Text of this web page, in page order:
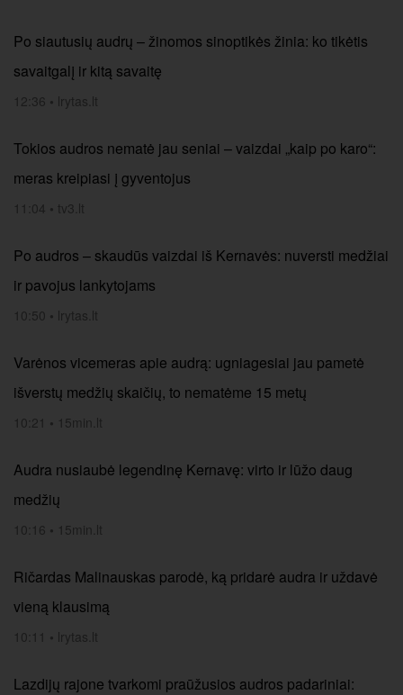
Po siautusių audrų – žinomos sinoptikės žinia: ko tikėtis
savaitgalį ir kitą savaitę
12:36 • lrytas.lt
Tokios audros nematė jau seniai – vaizdai „kaip po karo“:
meras kreipiasi į gyventojus
11:04 • tv3.lt
Po audros – skaudūs vaizdai iš Kernavės: nuversti medžiai
ir pavojus lankytojams
10:50 • lrytas.lt
Varėnos vicemeras apie audrą: ugniagesiai jau pametė
išverstų medžių skaičių, to nematėme 15 metų
10:21 • 15min.lt
Audra nusiaubė legendinę Kernavę: virto ir lūžo daug
medžių
10:16 • 15min.lt
Ričardas Malinauskas parodė, ką pridarė audra ir uždavė
vieną klausimą
10:11 • lrytas.lt
Lazdijų rajone tvarkomi praūžusios audros padariniai: